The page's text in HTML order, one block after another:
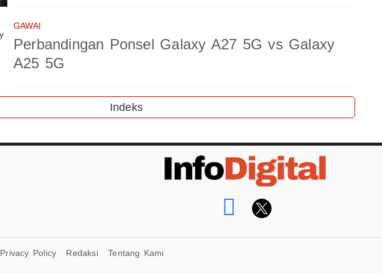
GAWAI
Perbandingan Ponsel Galaxy A27 5G vs Galaxy
A25 5G
Indeks
Privacy Policy Redaksi Tentang Kami